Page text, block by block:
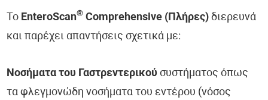
Το EnteroScan® Comprehensive (Πλήρες)διερευνά
και παρέχει απαντήσεις σχετικά με:
Νοσήματα του Γαστρεντερικού συστήματος όπως
τα φλεγμονώδη νοσήματα του εντέρου (νόσος